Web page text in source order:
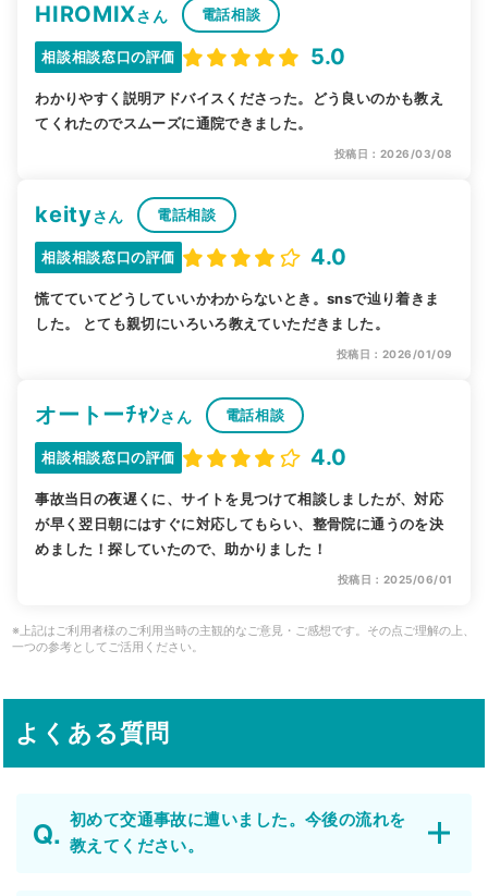
HIROMIXさん 電話相談
相談相談窓口の評価 5.0
わかりやすく説明アドバイスくださった。どう良いのかも教え
てくれたのでスムーズに通院できました。
投稿日：2026/03/08
keityさん 電話相談
相談相談窓口の評価 4.0
慌てていてどうしていいかわからないとき。snsで辿り着きま
した。 とても親切にいろいろ教えていただきました。
投稿日：2026/01/09
オートーﾁｬﾝさん 電話相談
相談相談窓口の評価 4.0
事故当日の夜遅くに、サイトを見つけて相談しましたが、対応
が早く翌日朝にはすぐに対応してもらい、整骨院に通うのを決
めました！探していたので、助かりました！
投稿日：2025/06/01
※上記はご利用者様のご利用当時の主観的なご意見・ご感想です。その点ご理解の上、
一つの参考としてご活用ください。
よくある質問
初めて交通事故に遭いました。今後の流れを
教えてください。